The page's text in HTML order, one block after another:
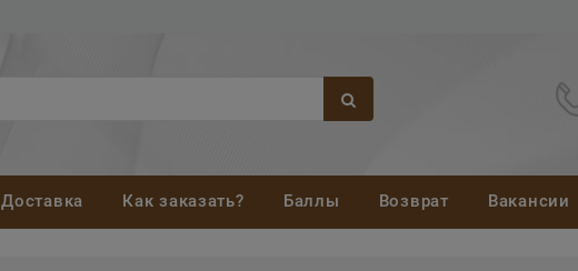
Доставка Как заказать? Баллы Возврат Вакансии